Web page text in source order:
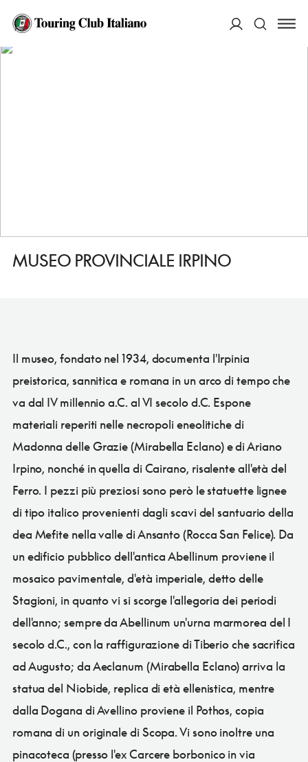
HOME
MUSEO PROVINCIALE IRPINO
MUSEO PROVINCIALE IRPINO
Il museo, fondato nel 1934, documenta l'Irpinia
preistorica, sannitica e romana in un arco di tempo che
va dal IV millennio a.C. al VI secolo d.C. Espone
materiali reperiti nelle necropoli eneolitiche di
Madonna delle Grazie (Mirabella Eclano) e di Ariano
Irpino, nonché in quella di Cairano, risalente all'età del
Ferro. I pezzi più preziosi sono però le statuette lignee
di tipo italico provenienti dagli scavi del santuario della
dea Mefite nella valle di Ansanto (Rocca San Felice). Da
un edificio pubblico dell'antica Abellinum proviene il
mosaico pavimentale, d'età imperiale, detto delle
Stagioni, in quanto vi si scorge l'allegoria dei periodi
dell'anno; sempre da Abellinum un'urna marmorea del I
secolo d.C., con la raffigurazione di Tiberio che sacrifica
ad Augusto; da Aeclanum (Mirabella Eclano) arriva la
statua del Niobide, replica di età ellenistica, mentre
dalla Dogana di Avellino proviene il Pothos, copia
romana di un originale di Scopa. Vi sono inoltre una
pinacoteca (presso l'ex Carcere borbonico in via